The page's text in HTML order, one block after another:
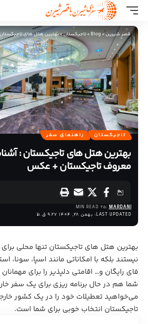
قصر شیرین>
Blog
>تاجیکستان>بهترین هتل های تاجیکستان : آشنایی با 10 هتل
تاجیکستان راهنمای سفر
معروف تاجیکستان + عکس
LAST UPDATED: بهمن 28, 1404 9:27 ق.ظ
MARDANI
25 MIN READ
بهترین هتل‌ های تاجیکستان تنها محلی
نیستند بلکه با امکاناتی مانند اسپا، سونا،
فای رایگان و… اقامتی دلپذیر را برای
شما هم در حال برنامه ریزی برای یک سفر
می‌خواهید تعطیلات خود را در یک کشور
تاجیکستان انتخاب خوبی برای شما است.